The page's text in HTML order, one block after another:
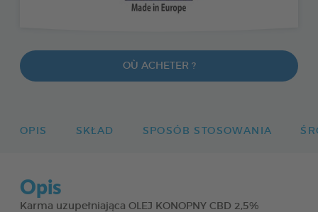
OÙ ACHETER ?
OPIS SKŁAD SPOSÓB STOSOWANIA
Opis
Karma uzupełniająca OLEJ KONOPNY CBD 2,5%